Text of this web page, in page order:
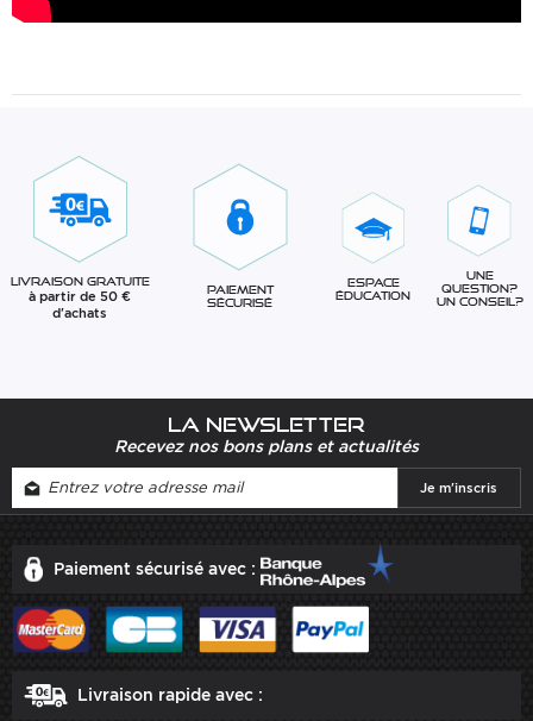
Livraison gratuite
à partir de 50 €
d'achats
Paiement
sécurisé
Espace
éducation
Une
question?
Un conseil?
La newsletter
Recevez nos bons plans et actualités
Paiement sécurisé avec :
Livraison rapide avec :